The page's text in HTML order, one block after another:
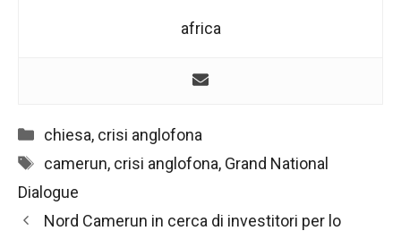
africa
Categorie
chiesa, crisi anglofona
Tag
camerun, crisi anglofona, Grand National
Dialogue
Navigazione
Nord Camerun in cerca di investitori per lo